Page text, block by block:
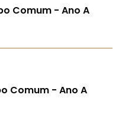
Comum - Ano A
Comum - Ano A